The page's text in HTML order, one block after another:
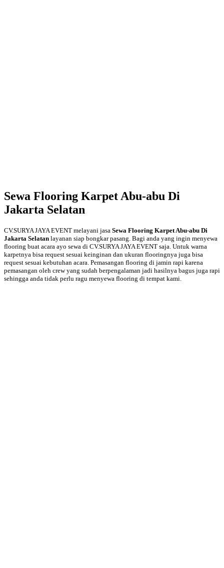
Sewa Flooring Karpet Abu-abu Di
Jakarta Selatan
CV.SURYA JAYA EVENT melayani jasa Sewa Flooring Karpet Abu-abu Di
Jakarta Selatan layanan siap bongkar pasang. Bagi anda yang ingin menyewa
flooring buat acara ayo sewa di CV.SURYA JAYA EVENT saja. Untuk warna
karpetnya bisa request sesuai keinginan dan ukuran flooringnya juga bisa
request sesuai kebutuhan acara. Pemasangan flooring di jamin rapi karena
pemasangan oleh crew yang sudah berpengalaman jadi hasilnya bagus juga rapi
sehingga anda tidak perlu ragu menyewa flooring di tempat kami.